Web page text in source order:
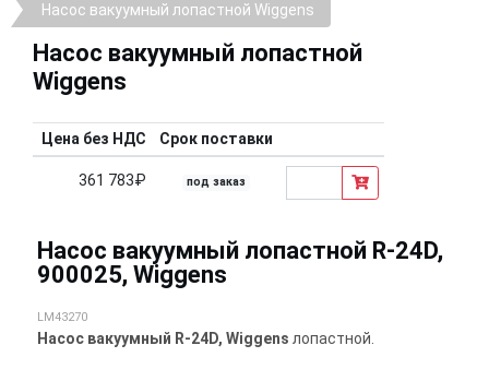
Насос вакуумный лопастной Wiggens
Насос вакуумный лопастной
Wiggens
Цена без НДС Срок поставки
361 783₽ под заказ
Насос вакуумный лопастной R-24D,
900025, Wiggens
LM43270
Насос вакуумный R-24D, Wiggens лопастной.